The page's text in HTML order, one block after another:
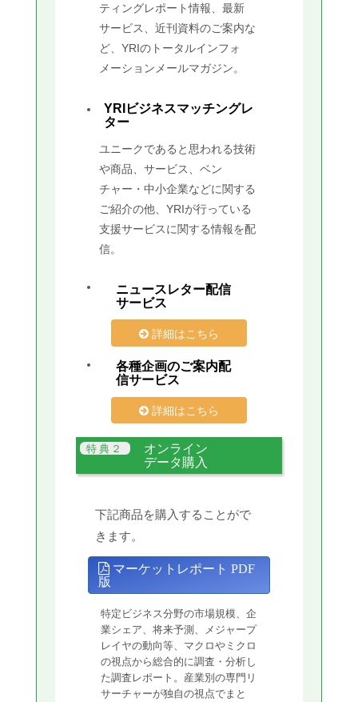
ティングレポート情報、最新
サービス、近刊資料のご案内な
ど、YRIのトータルインフォ
メーションメールマガジン。
YRIビジネスマッチングレ
ター
ユニークであると思われる技術
や商品、サービス、ベン
チャー・中小企業などに関する
ご紹介の他、YRIが行っている
支援サービスに関する情報を配
信。
ニュースレター配信
サービス
詳細はこちら
各種企画のご案内配
信サービス
詳細はこちら
オンライン
データ購入
下記商品を購入することがで
きます。
マーケットレポート PDF
版
特定ビジネス分野の市場規模、企
業シェア、将来予測、メジャープ
レイヤの動向等、マクロやミクロ
の視点から総合的に調査・分析し
た調査レポート。産業別の専門リ
サーチャーが独自の視点でまと